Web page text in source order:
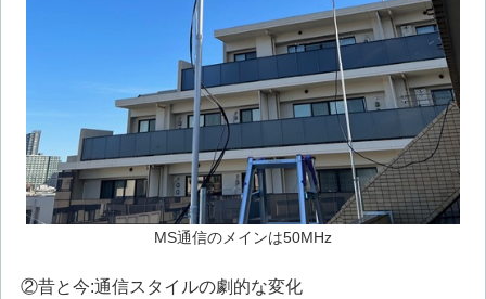
MS通信のメインは50MHz
②昔と今:通信スタイルの劇的な変化